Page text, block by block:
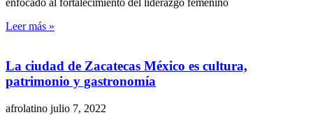
enfocado al fortalecimiento del liderazgo femenino
Leer más »
La ciudad de Zacatecas México es cultura,
patrimonio y gastronomía
afrolatino julio 7, 2022